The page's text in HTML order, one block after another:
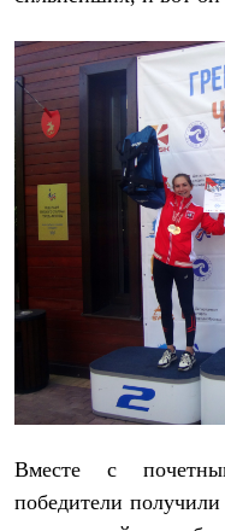
Вместе с
победители